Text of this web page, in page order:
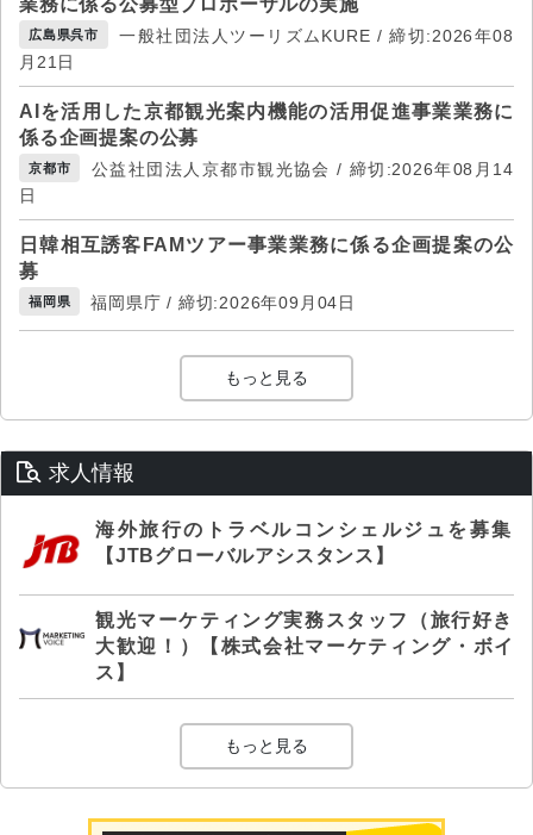
広島県呉市
一般社団法人ツーリズムKURE / 締切:2026年08
月21日
AIを活用した京都観光案内機能の活用促進事業業務に
係る企画提案の公募
京都市
公益社団法人京都市観光協会 / 締切:2026年08月14
日
日韓相互誘客FAMツアー事業業務に係る企画提案の公
募
福岡県 福岡県庁 / 締切:2026年09月04日
もっと見る
求人情報
海外旅行のトラベルコンシェルジュを募集
【JTBグローバルアシスタンス】
観光マーケティング実務スタッフ（旅行好き
大歓迎！）【株式会社マーケティング・ボイ
ス】
もっと見る